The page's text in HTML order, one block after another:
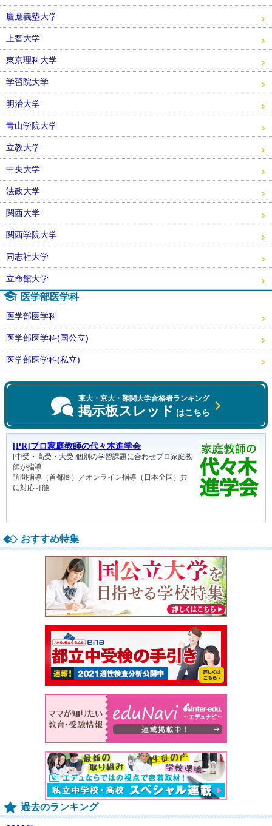
慶應義塾大学
上智大学
東京理科大学
学習院大学
明治大学
青山学院大学
立教大学
中央大学
法政大学
関西大学
関西学院大学
同志社大学
立命館大学
医学部医学科
医学部医学科
医学部医学科(国公立)
医学部医学科(私立)
東大・京大・難関大学合格者ランキング
掲示板スレッド はこちら
おすすめ特集
過去のランキング